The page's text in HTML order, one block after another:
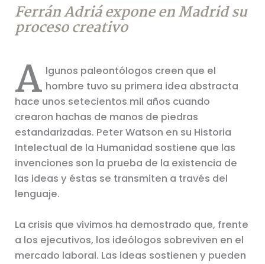
Ferrán Adriá expone en Madrid su
proceso creativo
A lgunos paleontólogos creen que el
hombre tuvo su primera idea abstracta
hace unos setecientos mil años cuando
crearon hachas de manos de piedras
estandarizadas. Peter Watson en su Historia
Intelectual de la Humanidad sostiene que las
invenciones son la prueba de la existencia de
las ideas y éstas se transmiten a través del
lenguaje.
La crisis que vivimos ha demostrado que, frente
a los ejecutivos, los ideólogos sobreviven en el
mercado laboral. Las ideas sostienen y pueden